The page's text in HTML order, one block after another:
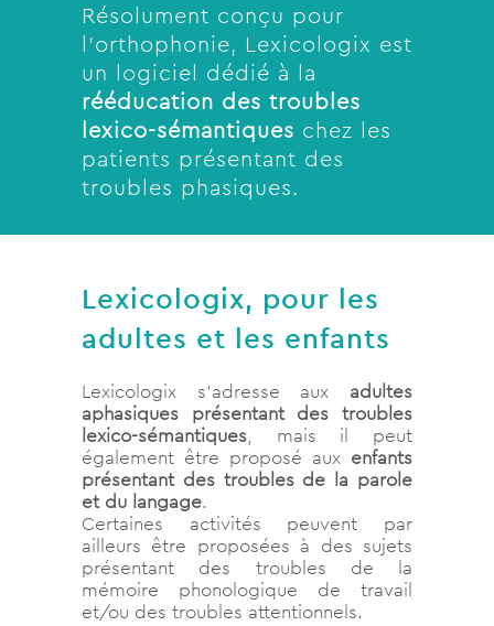
Résolument conçu pour
l’orthophonie, Lexicologix est
un logiciel dédié à la
rééducation des troubles
lexico-sémantiques chez les
patients présentant des
troubles phasiques.
Lexicologix, pour les
adultes et les enfants
Lexicologix s’adresse aux adultes
aphasiques présentant des troubles
lexico-sémantiques, mais il peut
également être proposé aux enfants
présentant des troubles de la parole
et du langage.
Certaines activités peuvent par
ailleurs être proposées à des sujets
présentant des troubles de la
mémoire phonologique de travail
et/ou des troubles attentionnels.